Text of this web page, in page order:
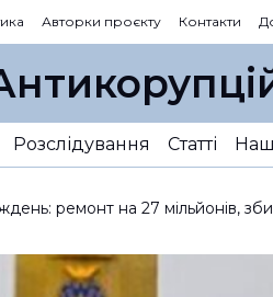
Авторки проєкту Контакти
Розслідування Статті
ремонт на 27 мільйонів,